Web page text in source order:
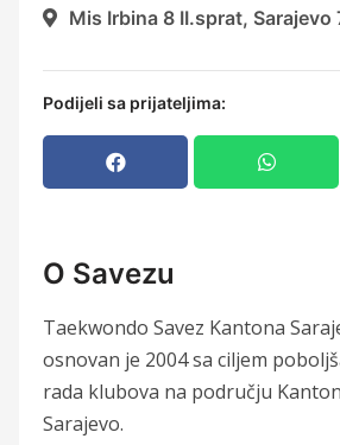
Mis Irbina 8 II.sprat, Sarajevo
Podijeli sa prijateljima:
O Savezu
Taekwondo Savez Kantona
osnovan je 2004 sa ciljem
rada klubova na području
Sarajevo.